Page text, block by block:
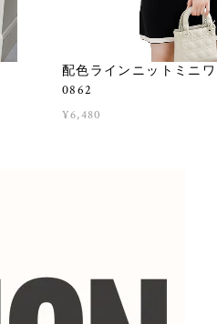
配色ラインニットミニ
0862
¥6,480